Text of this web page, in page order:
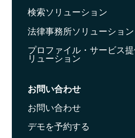
検索ソリューション
法律事務所ソリューション
プロファイル・サービス
リューション
お問い合わせ
お問い合わせ
デモを予約する